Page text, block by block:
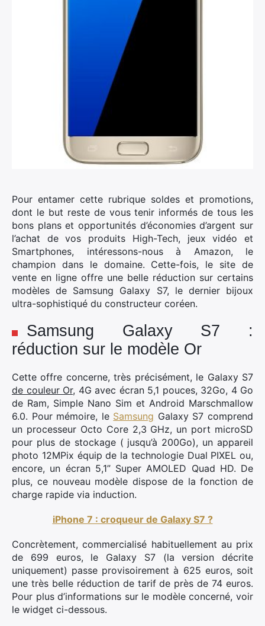
Pour entamer cette rubrique soldes et promotions,
dont le but reste de vous tenir informés de tous les
bons plans et opportunités d’économies d’argent sur
l’achat de vos produits High-Tech, jeux vidéo et
Smartphones, intéressons-nous à Amazon, le
champion dans le domaine. Cette-fois, le site de
vente en ligne offre une belle réduction sur certains
modèles de Samsung Galaxy S7, le dernier bijoux
ultra-sophistiqué du constructeur coréen.
Samsung Galaxy S7 :
réduction sur le modèle Or
Cette offre concerne, très précisément, le Galaxy S7
de couleur Or, 4G avec écran 5,1 pouces, 32Go, 4 Go
de Ram, Simple Nano Sim et Android Marschmallow
6.0. Pour mémoire, le Samsung Galaxy S7 comprend
un processeur Octo Core 2,3 GHz, un port microSD
pour plus de stockage ( jusqu’à 200Go), un appareil
photo 12MPix équip de la technologie Dual PIXEL ou,
encore, un écran 5,1” Super AMOLED Quad HD. De
plus, ce nouveau modèle dispose de la fonction de
charge rapide via induction.
iPhone 7 : croqueur de Galaxy S7 ?
Concrètement, commercialisé habituellement au prix
de 699 euros, le Galaxy S7 (la version décrite
uniquement) passe provisoirement à 625 euros, soit
une très belle réduction de tarif de près de 74 euros.
Pour plus d’informations sur le modèle concerné, voir
le widget ci-dessous.